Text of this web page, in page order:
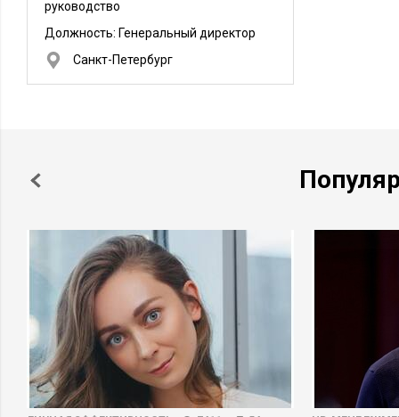
руководство
Должность: Генеральный директор
Санкт-Петербург